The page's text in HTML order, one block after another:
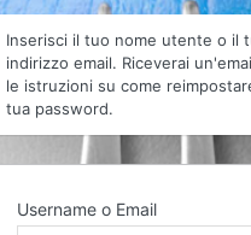
Inserisci il tuo nome utente o il
indirizzo email. Riceverai
le istruzioni su come
tua password.
Username o Email